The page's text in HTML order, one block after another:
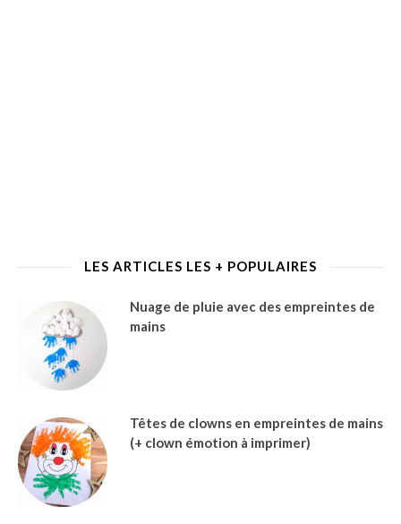
LES ARTICLES LES + POPULAIRES
Nuage de pluie avec des empreintes de
mains
Têtes de clowns en empreintes de mains
(+ clown émotion à imprimer)